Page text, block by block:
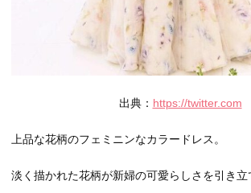
出典： https://twitter.com
上品な花柄のフェミニンなカラードレス。
淡く描かれた花柄が新婦の可愛らしさを引き立